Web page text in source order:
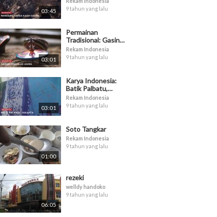
03:45
Minangkabau
9 tahun yang lalu
03:01
Permainan
Tradisional: Gasing
Menolak Asing
Rekam Indonesia
9 tahun yang lalu
03:01
Karya Indonesia:
Batik Palbatu,
Guratan Kehidupan
Rekam Indonesia
9 tahun yang lalu
01:00
Soto Tangkar
Rekam Indonesia
9 tahun yang lalu
06:05
rezeki
welldy handoko
9 tahun yang lalu